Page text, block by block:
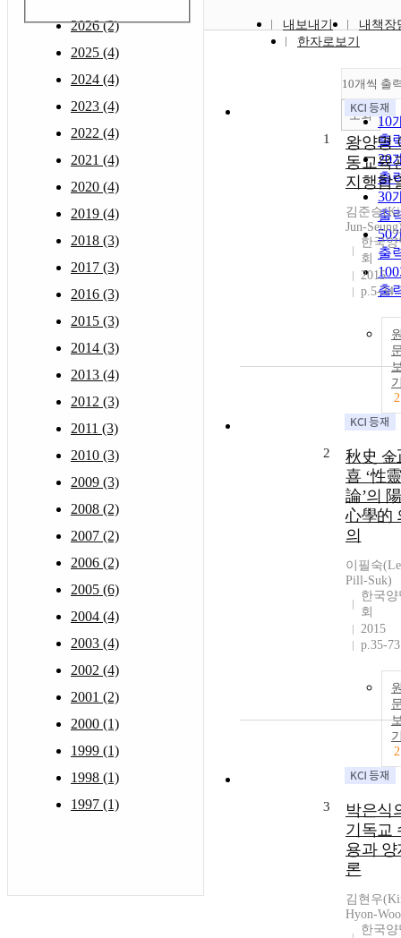
2026 (2)
2025 (4)
2024 (4)
2023 (4)
2022 (4)
2021 (4)
2020 (4)
2019 (4)
2018 (3)
2017 (3)
2016 (3)
2015 (3)
2014 (3)
2013 (4)
2012 (3)
2011 (3)
2010 (3)
2009 (3)
2008 (2)
2007 (2)
2006 (2)
2005 (6)
2004 (4)
2003 (4)
2002 (4)
2001 (2)
2000 (1)
1999 (1)
1998 (1)
1997 (1)
내보내기
내책장
한자로보기
10개씩 출
10
출
20
출
30
출
50
출
출
조회
1
왕양명
동교육
지행합
김준승
Jun-
한국
회
2015
p.5-34
2
2
秋史 金
喜 ‘性靈
論’의
心學的
의
이필숙
Pill-Suk)
한국
회
2015
p.35-73
2
3
박은식
기독교
용과 양
론
김현우
Hyon-
한국